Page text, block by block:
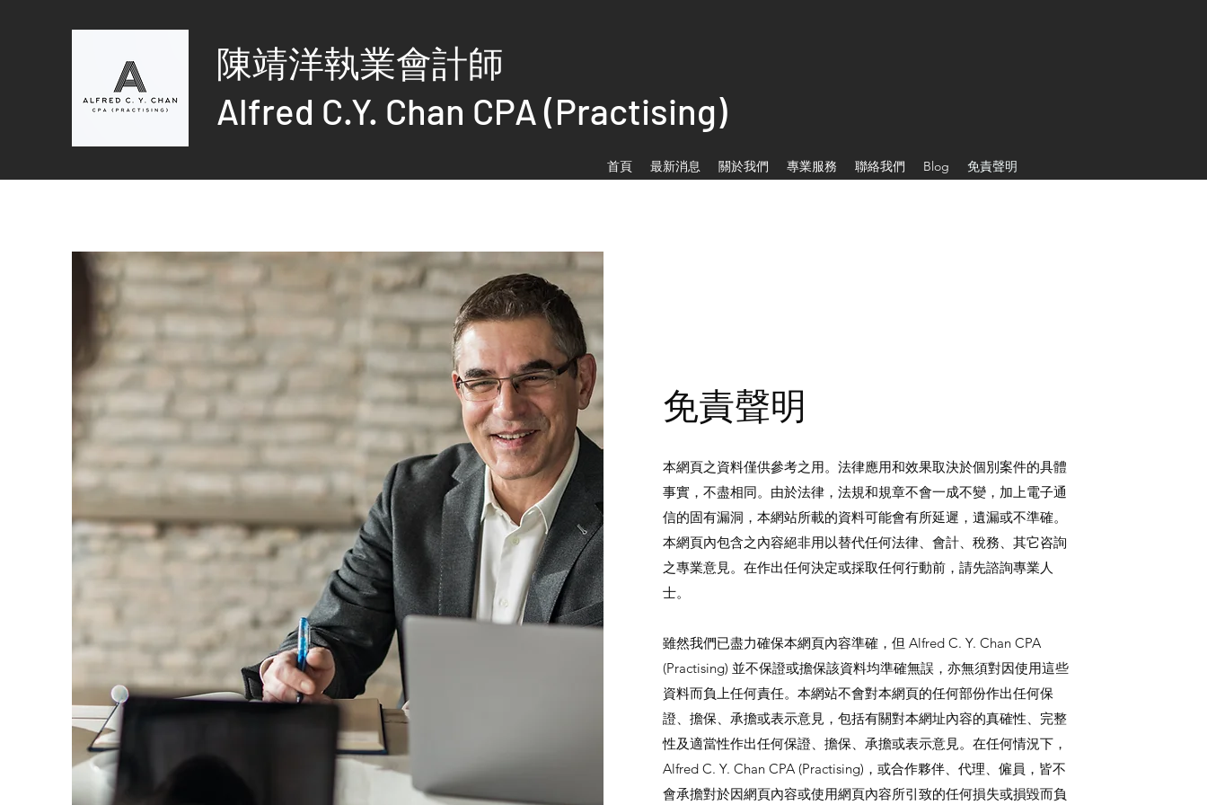
陳靖洋執業會計師
Alfred C.Y. Chan CPA (Practising)
首頁 最新消息 關於我們 專業服務 聯絡我們 Blog 免責聲明
​免責聲明
本網頁之資料僅供參考之用。法律應用和效果取決於個別案件的具體
事實，不盡相同。由於法律，法規和規章不會一成不變，加上電子通
信的固有漏洞，本網站所載的資料可能會有所延遲，遺漏或不準確。
本網頁內包含之內容絕非用以替代任何法律、會計、稅務、其它咨詢
之專業意見。在作出任何決定或採取任何行動前，請先諮詢專業人
士。
雖然我們已盡力確保本網頁內容準確，但 Alfred C. Y. Chan CPA
(Practising) 並不保證或擔保該資料均準確無誤，亦無須對因使用這些
資料而負上任何責任。本網站不會對本網頁的任何部份作出任何保
證、擔保、承擔或表示意見，包括有關對本網址內容的真確性、完整
性及適當性作出任何保證、擔保、承擔或表示意見。在任何情況下，
Alfred C. Y. Chan CPA (Practising)，或合作夥伴、代理、僱員，皆不
會承擔對於因網頁內容或使用網頁內容所引致的任何損失或損毀而負